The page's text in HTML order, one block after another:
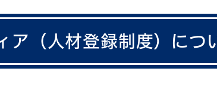
ア（人材登録制度）につ